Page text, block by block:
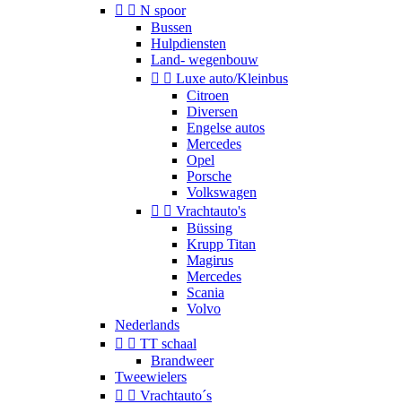
  N spoor
Bussen
Hulpdiensten
Land- wegenbouw
  Luxe auto/Kleinbus
Citroen
Diversen
Engelse autos
Mercedes
Opel
Porsche
Volkswagen
  Vrachtauto's
Büssing
Krupp Titan
Magirus
Mercedes
Scania
Volvo
Nederlands
  TT schaal
Brandweer
Tweewielers
  Vrachtauto´s